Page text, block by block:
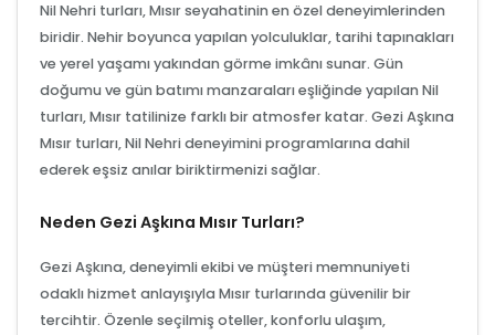
Nil Nehri turları, Mısır seyahatinin en özel deneyimlerinden
biridir. Nehir boyunca yapılan yolculuklar, tarihi tapınakları
ve yerel yaşamı yakından görme imkânı sunar. Gün
doğumu ve gün batımı manzaraları eşliğinde yapılan Nil
turları, Mısır tatilinize farklı bir atmosfer katar. Gezi Aşkına
Mısır turları, Nil Nehri deneyimini programlarına dahil
ederek eşsiz anılar biriktirmenizi sağlar.
Neden Gezi Aşkına Mısır Turları?
Gezi Aşkına, deneyimli ekibi ve müşteri memnuniyeti
odaklı hizmet anlayışıyla Mısır turlarında güvenilir bir
tercihtir. Özenle seçilmiş oteller, konforlu ulaşım,